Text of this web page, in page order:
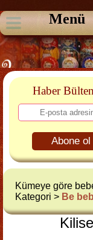
Menü
Haber
Abone ol
Kümeye göre
Kategori > Be